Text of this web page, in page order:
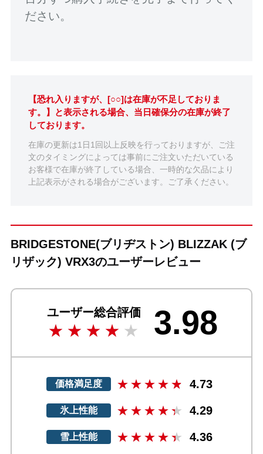
ださい。
【恐れ入りますが、[○○]は在庫が不足しておりま
す。】と表示される場合、当日確保分の在庫が終了
しております。
在庫の更新は1日1回以上反映を行っておりますが、ご注
文のタイミングによっては事前にご注文いただいている
お客様で在庫が終了している場合、一時的な欠品により
上記表示がされる場合がございます。ご了承ください。
BRIDGESTONE(ブリヂストン) BLIZZAK (ブ
リザック) VRX3のユーザーレビュー
ユーザー総合評価 3.98
価格満足度 4.73
氷上性能 4.29
雪上性能 4.36